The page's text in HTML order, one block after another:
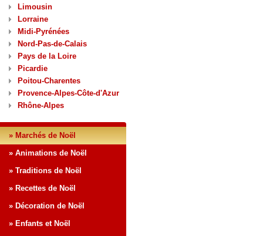
Limousin
Lorraine
Midi-Pyrénées
Nord-Pas-de-Calais
Pays de la Loire
Picardie
Poitou-Charentes
Provence-Alpes-Côte-d'Azur
Rhône-Alpes
» Marchés de Noël
» Animations de Noël
» Traditions de Noël
» Recettes de Noël
» Décoration de Noël
» Enfants et Noël